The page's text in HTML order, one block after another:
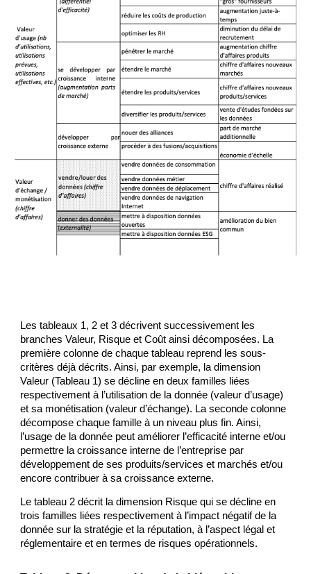
Les tableaux 1, 2 et 3 décrivent successivement les
branches Valeur, Risque et Coût ainsi décomposées. La
première colonne de chaque tableau reprend les sous-
critères déjà décrits. Ainsi, par exemple, la dimension
Valeur (Tableau 1) se décline en deux familles liées
respectivement à l’utilisation de la donnée (valeur d’usage)
et sa monétisation (valeur d’échange). La seconde colonne
décompose chaque famille à un niveau plus fin. Ainsi,
l’usage de la donnée peut améliorer l’efficacité interne et/ou
permettre la croissance interne de l’entreprise par
développement de ses produits/services et marchés et/ou
encore contribuer à sa croissance externe.
Le tableau 2 décrit la dimension Risque qui se décline en
trois familles liées respectivement à l’impact négatif de la
donnée sur la stratégie et la réputation, à l’aspect légal et
réglementaire et en termes de risques opérationnels.